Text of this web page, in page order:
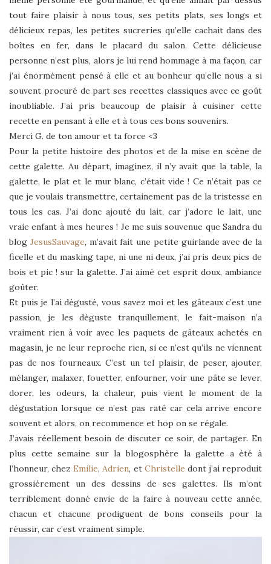
tout faire plaisir à nous tous, ses petits plats, ses longs et
délicieux repas, les petites sucreries qu’elle cachait dans des
boîtes en fer, dans le placard du salon. Cette délicieuse
personne n’est plus, alors je lui rend hommage à ma façon, car
j’ai énormément pensé à elle et au bonheur qu’elle nous a si
souvent procuré de part ses recettes classiques avec ce goût
inoubliable. J’ai pris beaucoup de plaisir à cuisiner cette
recette en pensant à elle et à tous ces bons souvenirs.
Merci G. de ton amour et ta force <3
Pour la petite histoire des photos et de la mise en scène de
cette galette. Au départ, imaginez, il n’y avait que la table, la
galette, le plat et le mur blanc, c’était vide ! Ce n’était pas ce
que je voulais transmettre, certainement pas de la tristesse en
tous les cas. J’ai donc ajouté du lait, car j’adore le lait, une
vraie enfant à mes heures ! Je me suis souvenue que Sandra du
blog JesusSauvage, m’avait fait une petite guirlande avec de la
ficelle et du masking tape, ni une ni deux, j’ai pris deux pics de
bois et pic ! sur la galette. J’ai aimé cet esprit doux, ambiance
goûter.
Et puis je l’ai dégusté, vous savez moi et les gâteaux c’est une
passion, je les déguste tranquillement, le fait-maison n’a
vraiment rien à voir avec les paquets de gâteaux achetés en
magasin, je ne leur reproche rien, si ce n’est qu’ils ne viennent
pas de nos fourneaux. C’est un tel plaisir, de peser, ajouter,
mélanger, malaxer, fouetter, enfourner, voir une pâte se lever,
dorer, les odeurs, la chaleur, puis vient le moment de la
dégustation lorsque ce n’est pas raté car cela arrive encore
souvent et alors, on recommence et hop on se régale.
J’avais réellement besoin de discuter ce soir, de partager. En
plus cette semaine sur la blogosphère la galette a été à
l’honneur, chezEmilie, Adrien, et Christelle dont j’ai reproduit
grossièrement un des dessins de ses galettes. Ils m’ont
terriblement donné envie de la faire à nouveau cette année,
chacun et chacune prodiguent de bons conseils pour la
réussir, car c’est vraiment simple.